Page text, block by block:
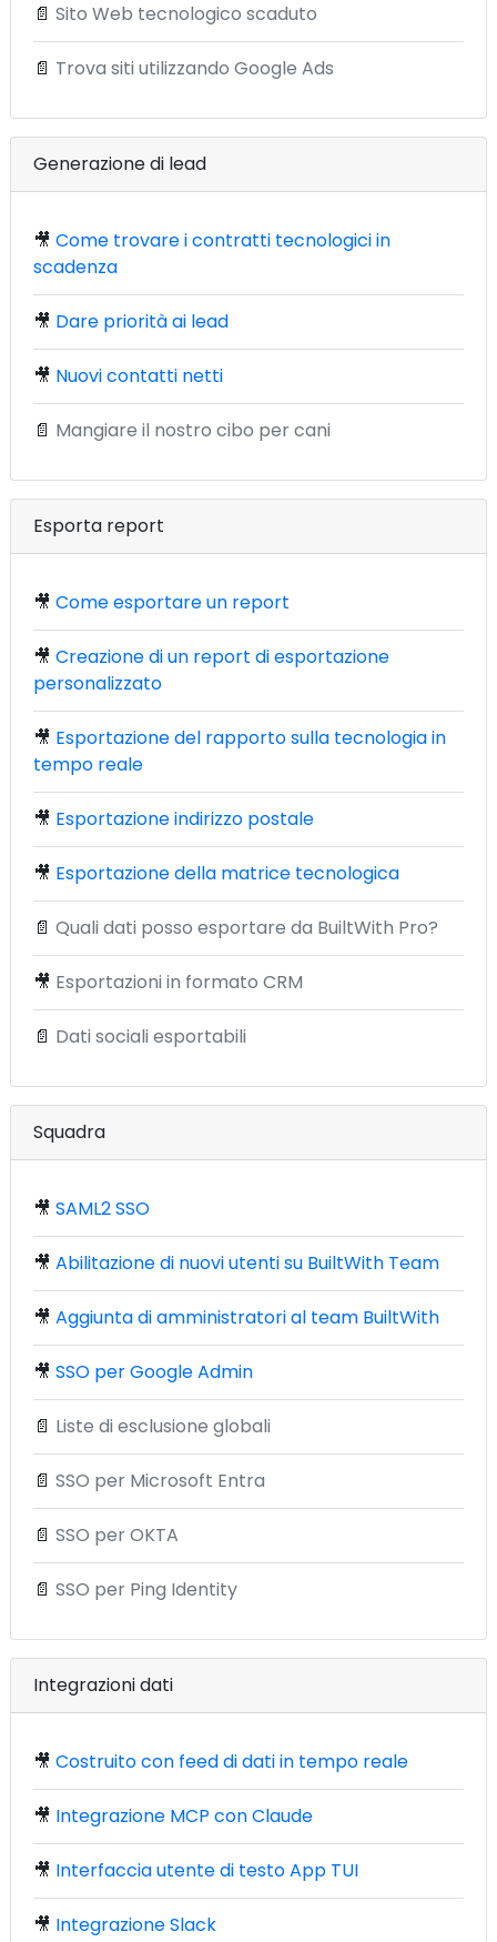
📄 Sito Web tecnologico scaduto
📄 Trova siti utilizzando Google Ads
Generazione di lead
🎥 Come trovare i contratti tecnologici in
scadenza
🎥 Dare priorità ai lead
🎥 Nuovi contatti netti
📄 Mangiare il nostro cibo per cani
Esporta report
🎥 Come esportare un report
🎥 Creazione di un report di esportazione
personalizzato
🎥 Esportazione del rapporto sulla tecnologia in
tempo reale
🎥 Esportazione indirizzo postale
🎥 Esportazione della matrice tecnologica
📄 Quali dati posso esportare da BuiltWith Pro?
🎥 Esportazioni in formato CRM
📄 Dati sociali esportabili
Squadra
🎥 SAML2 SSO
🎥 Abilitazione di nuovi utenti su BuiltWith Team
🎥 Aggiunta di amministratori al team BuiltWith
🎥 SSO per Google Admin
📄 Liste di esclusione globali
📄 SSO per Microsoft Entra
📄 SSO per OKTA
📄 SSO per Ping Identity
Integrazioni dati
🎥 Costruito con feed di dati in tempo reale
🎥 Integrazione MCP con Claude
🎥 Interfaccia utente di testo App TUI
🎥 Integrazione Slack